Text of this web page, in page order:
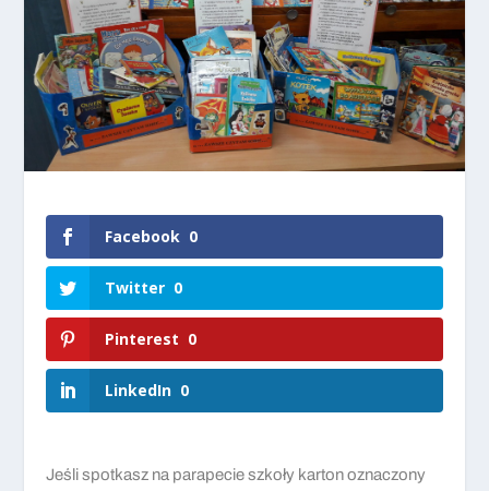
Facebook 0
Twitter 0
Pinterest 0
LinkedIn 0
Jeśli spotkasz na parapecie szkoły karton oznaczony